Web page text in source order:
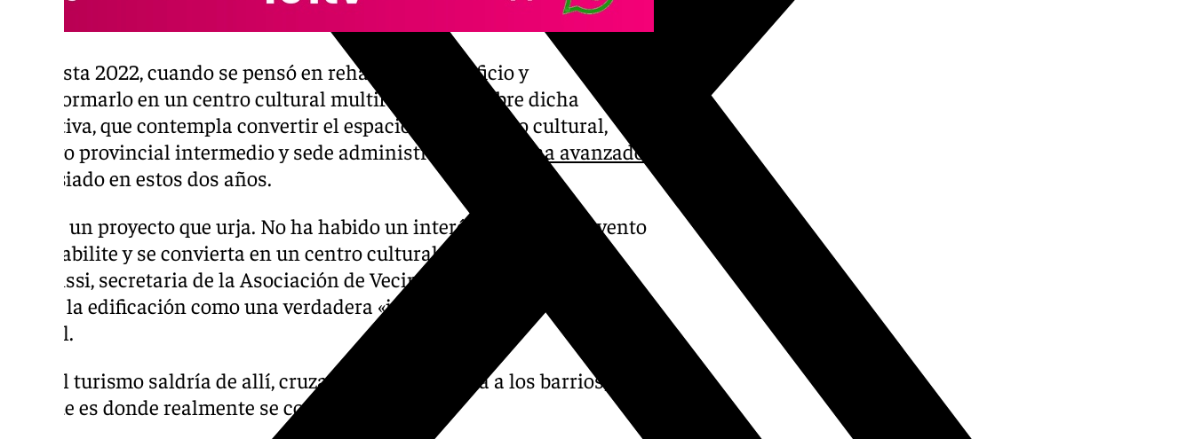
Así hasta 2022, cuando se pensó en rehabilitar el edificio y
transformarlo en un centro cultural multifuncional. Sobre dicha
iniciativa, que contempla convertir el espacio en un centro cultural,
archivo provincial intermedio y sede administrativa,
no se ha avanzado
demasiado en estos dos años.
«No es un proyecto que urja. No ha habido un interés en que el convento
se rehabilite y se convierta en un centro cultural», lamenta Chaima
Laghrissi, secretaria de la Asociación de Vecinos Trinidad-Centro, que
define la edificación como una verdadera «joya arquitectónica» de la
capital.
«El turismo saldría de allí, cruzaría el río y vendría a los barrios,
que es donde realmente se conoce una ciudad»